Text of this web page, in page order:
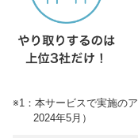
※1：本サービスで実施の
2024年5月）